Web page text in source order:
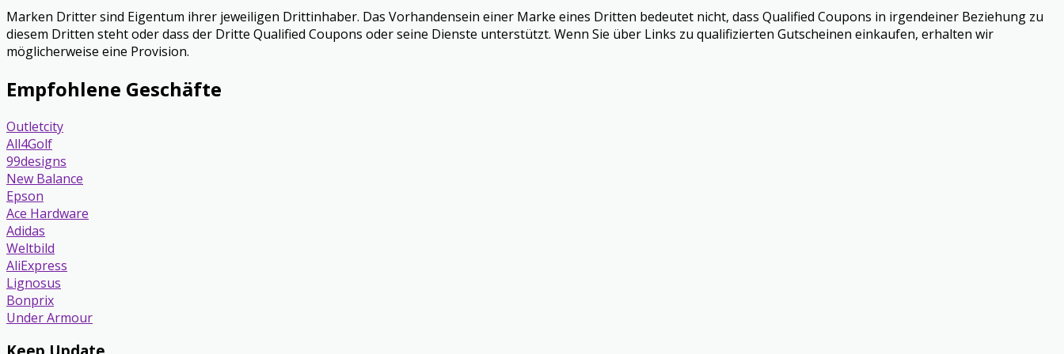
Marken Dritter sind Eigentum ihrer jeweiligen Drittinhaber. Das Vorhandensein einer Marke eines Dritten bedeutet nicht, dass Qualified Coupons in irgendeiner Beziehung zu
diesem Dritten steht oder dass der Dritte Qualified Coupons oder seine Dienste unterstützt. Wenn Sie über Links zu qualifizierten Gutscheinen einkaufen, erhalten wir
möglicherweise eine Provision.
Empfohlene Geschäfte
Outletcity
All4Golf
99designs
New Balance
Epson
Ace Hardware
Adidas
Weltbild
AliExpress
Lignosus
Bonprix
Under Armour